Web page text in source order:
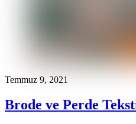
Temmuz 9, 2021
Brode ve Perde